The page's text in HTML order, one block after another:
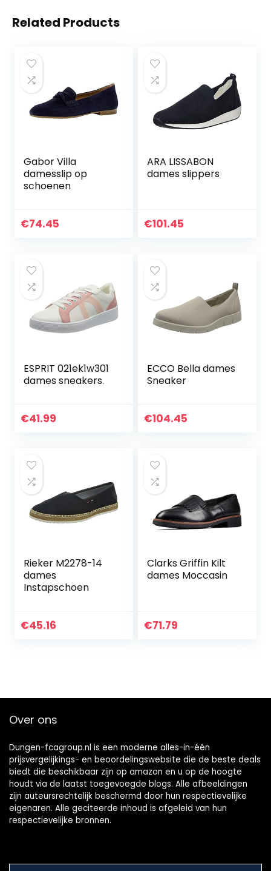
Related Products
Gabor Villa
damesslip op
schoenen
€74.45
ARA LISSABON
dames slippers
€101.45
ESPRIT 021ek1w301
dames sneakers.
€41.99
ECCO Bella dames
Sneaker
€104.45
Rieker M2278-14
dames
Instapschoen
€45.16
Clarks Griffin Kilt
dames Moccasin
€71.79
Over ons
Dungen-fcagroup.nl is een moderne alles-in-één
prijsvergelijkings- en beoordelingswebsite die de beste deals
biedt die beschikbaar zijn op amazon en u op de hoogte
houdt via de laatst toegevoegde blogs. Alle afbeeldingen
zijn auteursrechtelijk beschermd door hun respectievelijke
eigenaren. Alle geciteerde inhoud is afgeleid van hun
respectievelijke bronnen.